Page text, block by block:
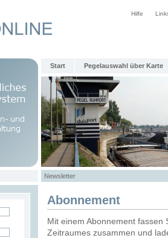
Hilfe
Start Pegelauswahl über Karte
Newsletter
Abonnement
Mit einem Abonnement
Zeitraumes zusammen und